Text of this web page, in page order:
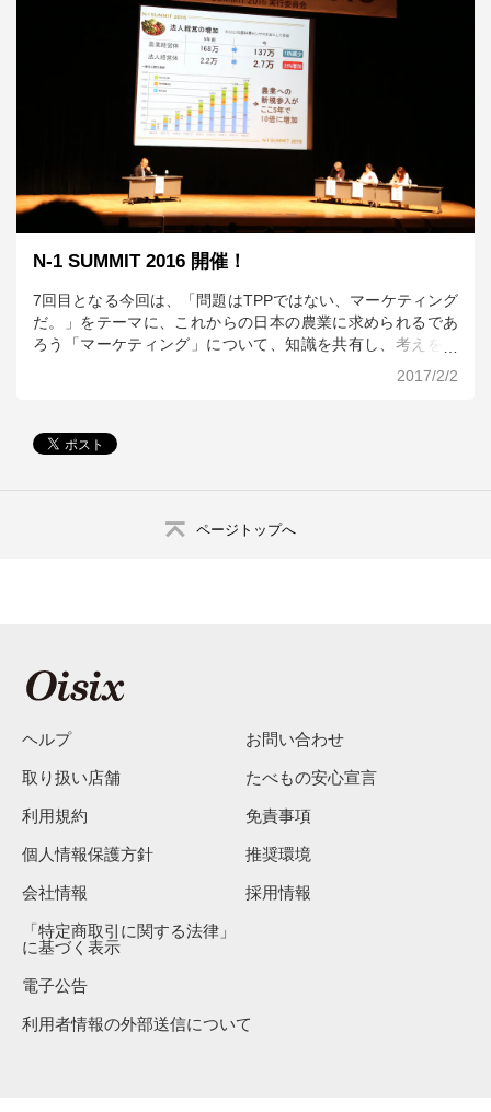
N-1 SUMMIT 2016 開催！
7回目となる今回は、「問題はTPPではない、マーケティング
だ。」をテーマに、これからの日本の農業に求められるであ
ろう「マーケティング」について、知識を共有し、考えを深
める場となりました。農業以外の分野のプロからマーケティ
農業に取り入れている方にご登壇いただきピッチセッション
を実施。最後に、一人ひとりが明日から行うマーケティング
2017/2/2
ページトップへ
ヘルプ お問い合わせ
取り扱い店舗 たべもの安心宣言
利用規約 免責事項
個人情報保護方針 推奨環境
会社情報 採用情報
「特定商取引に関する法律」
に基づく表示
電子公告
利用者情報の外部送信について